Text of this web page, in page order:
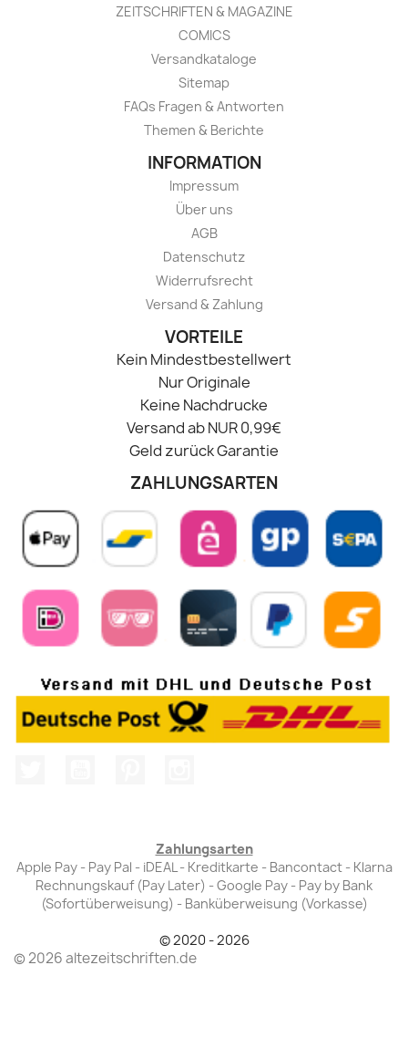
ZEITSCHRIFTEN & MAGAZINE
COMICS
Versandkataloge
Sitemap
FAQs Fragen & Antworten
Themen & Berichte
INFORMATION
Impressum
Über uns
AGB
Datenschutz
Widerrufsrecht
Versand & Zahlung
VORTEILE
Kein Mindestbestellwert
Nur Originale
Keine Nachdrucke
Versand ab NUR 0,99€
Geld zurück Garantie
ZAHLUNGSARTEN
Zahlungsarten
Apple Pay - Pay Pal - iDEAL - Kreditkarte - Bancontact - Klarna
Rechnungskauf (Pay Later) - Google Pay - Pay by Bank
(Sofortüberweisung) - Banküberweisung (Vorkasse)
© 2020 - 2026
© 2026 altezeitschriften.de